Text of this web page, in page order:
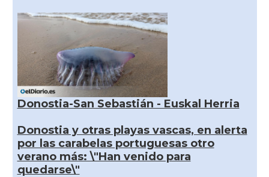
Donostia-San Sebastián - Euskal Herria
Donostia y otras playas vascas, en alerta
por las carabelas portuguesas otro
verano más: \"Han venido para
quedarse\"